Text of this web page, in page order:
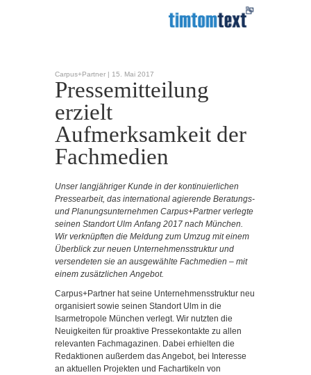
Carpus+Partner | 15. Mai 2017
Pressemitteilung
erzielt
Aufmerksamkeit der
Fachmedien
Unser langjähriger Kunde in der kontinuierlichen
Pressearbeit, das international agierende Beratungs-
und Planungsunternehmen Carpus+Partner verlegte
seinen Standort Ulm Anfang 2017 nach München.
Wir verknüpften die Meldung zum Umzug mit einem
Überblick zur neuen Unternehmensstruktur und
versendeten sie an ausgewählte Fachmedien – mit
einem zusätzlichen Angebot.
Carpus+Partner hat seine Unternehmensstruktur neu
organisiert sowie seinen Standort Ulm in die
Isarmetropole München verlegt. Wir nutzten die
Neuigkeiten für proaktive Pressekontakte zu allen
relevanten Fachmagazinen. Dabei erhielten die
Redaktionen außerdem das Angebot, bei Interesse
an aktuellen Projekten und Fachartikeln von